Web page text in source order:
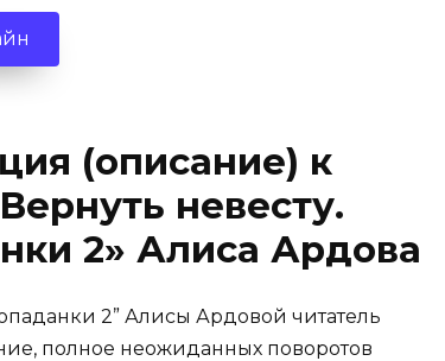
(описание) к
невесту.
2» Алиса Ардова
2” Алисы Ардовой читатель
полное неожиданных поворотов